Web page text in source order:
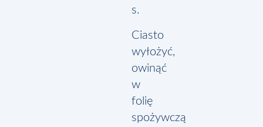
s.
Ciasto
wyłożyć,
owinąć
w
folię
spożywczą